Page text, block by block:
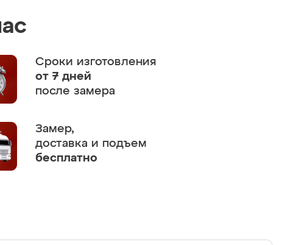
Сроки изготовления
от 7 дней
после замера
Замер,
доставка и подъем
бесплатно